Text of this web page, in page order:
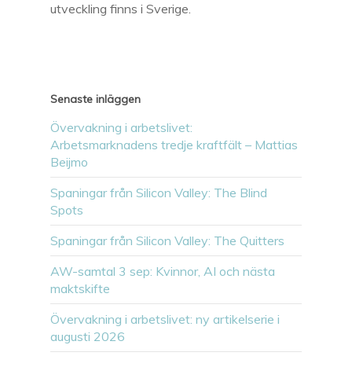
utveckling finns i Sverige.
Senaste inläggen
Övervakning i arbetslivet:
Arbetsmarknadens tredje kraftfält – Mattias
Beijmo
Spaningar från Silicon Valley: The Blind
Spots
Spaningar från Silicon Valley: The Quitters
AW-samtal 3 sep: Kvinnor, AI och nästa
maktskifte
Övervakning i arbetslivet: ny artikelserie i
augusti 2026